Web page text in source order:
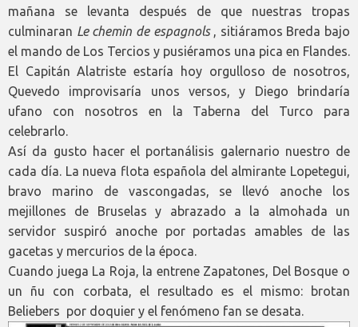
mañana se levanta después de que nuestras tropas
culminaran Le chemin de espagnols , sitiáramos Breda bajo
el mando de Los Tercios y pusiéramos una pica en Flandes.
El Capitán Alatriste estaría hoy orgulloso de nosotros,
Quevedo improvisaría unos versos, y Diego brindaría
ufano con nosotros en la Taberna del Turco para
celebrarlo.
Así da gusto hacer el portanálisis galernario nuestro de
cada día. La nueva flota española del almirante Lopetegui,
bravo marino de vascongadas, se llevó anoche los
mejillones de Bruselas y abrazado a la almohada un
servidor suspiró anoche por portadas amables de las
gacetas y mercurios de la época.
Cuando juega La Roja, la entrene Zapatones, Del Bosque o
un ñu con corbata, el resultado es el mismo: brotan
Beliebers por doquier y el fenómeno fan se desata.